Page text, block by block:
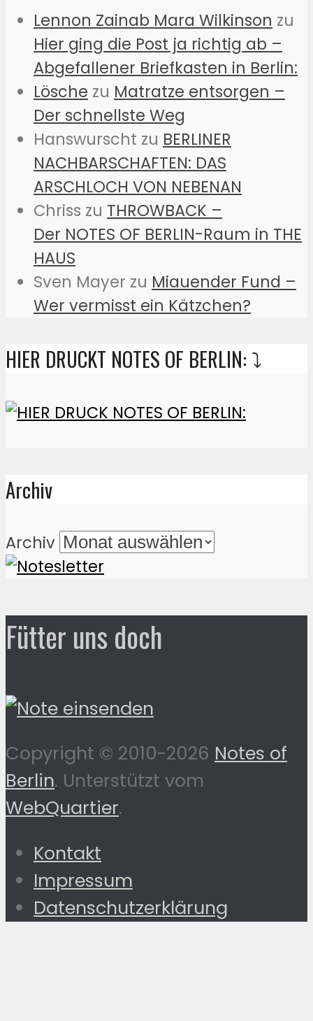
Lennon Zainab Mara Wilkinson zu
Hier ging die Post ja richtig ab –
Abgefallener Briefkasten in Berlin:
Lösche zu Matratze entsorgen –
Der schnellste Weg
Hanswurscht zu BERLINER
NACHBARSCHAFTEN: DAS
ARSCHLOCH VON NEBENAN
Chriss zu THROWBACK –
Der NOTES OF BERLIN-Raum in THE
HAUS
Sven Mayer zu Miauender Fund –
Wer vermisst ein Kätzchen?
HIER DRUCKT NOTES OF BERLIN: ⤵️
Archiv
Archiv
Fütter uns doch
Copyright © 2010-2026 Notes of
Berlin. Unterstützt vom
WebQuartier.
Kontakt
Impressum
Datenschutzerklärung